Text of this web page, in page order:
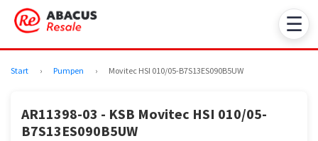
☰
Start › Pumpen › Movitec HSI 010/05-B7S13ES090B5UW
AR11398-03 - KSB Movitec HSI 010/05-
B7S13ES090B5UW